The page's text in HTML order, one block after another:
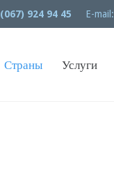
924 94 45 E-mail:
Страны Услуги